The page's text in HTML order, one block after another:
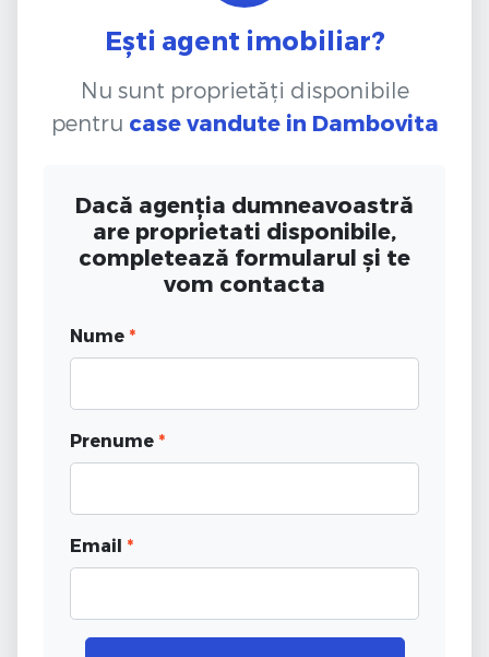
Ești agent imobiliar?
Nu sunt proprietăți disponibile
pentru case vandute in Dambovita
Dacă agenția dumneavoastră
are proprietati disponibile,
completează formularul și te
vom contacta
Nume *
Prenume *
Email *